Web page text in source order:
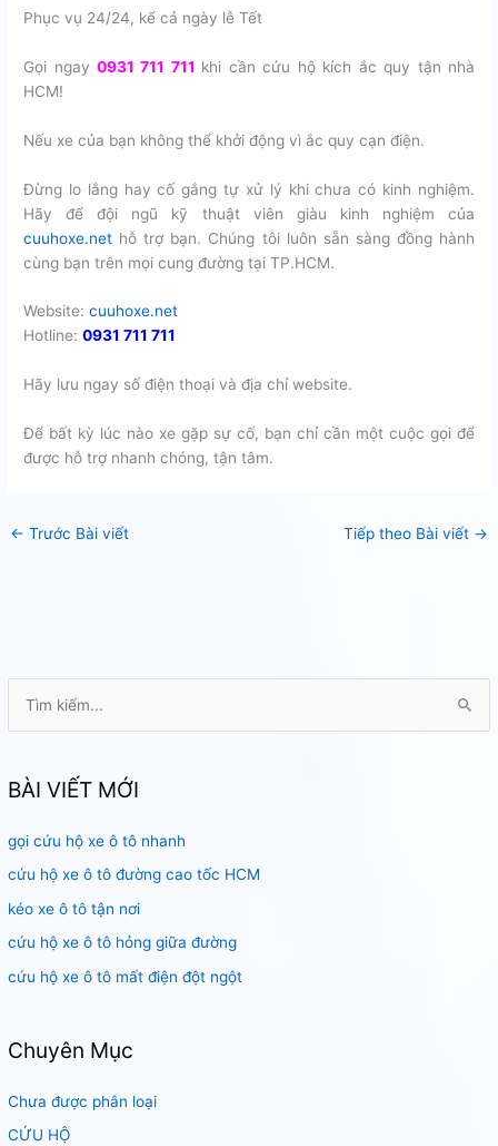
k
ế
m
:
BÀI VIẾT MỚI
gọi cứu hộ xe ô tô nhanh
cứu hộ xe ô tô đường cao tốc HCM
kéo xe ô tô tận nơi
cứu hộ xe ô tô hỏng giữa đường
cứu hộ xe ô tô mất điện đột ngột
Chuyên Mục
Chưa được phân loại
CỨU HỘ
Phục vụ 24/24, kể cả ngày lễ Tết
Gọi ngay 0931 711 711 khi cần cứu hộ kích ắc quy tận nhà
HCM!
Nếu xe của bạn không thể khởi động vì ắc quy cạn điện.
Đừng lo lắng hay cố gắng tự xử lý khi chưa có kinh nghiệm.
Hãy để đội ngũ kỹ thuật viên giàu kinh nghiệm của
cuuhoxe.net hỗ trợ bạn. Chúng tôi luôn sẵn sàng đồng hành
cùng bạn trên mọi cung đường tại TP.HCM.
Website:cuuhoxe.net
Hotline:0931 711 711
Hãy lưu ngay số điện thoại và địa chỉ website.
Để bất kỳ lúc nào xe gặp sự cố, bạn chỉ cần một cuộc gọi để
được hỗ trợ nhanh chóng, tận tâm.
← Trước Bài viết Tiếp theo Bài viết →